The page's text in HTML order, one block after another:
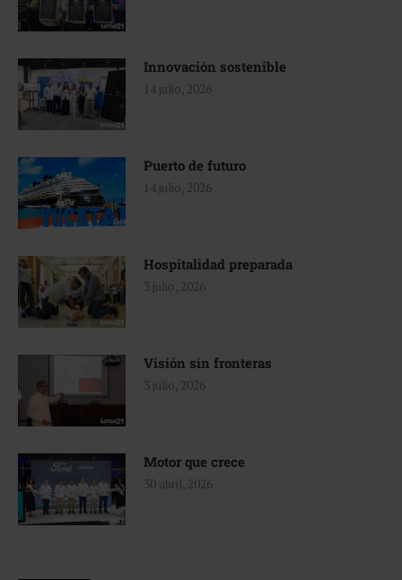
Innovación sostenible
14 julio, 2026
Puerto de futuro
14 julio, 2026
Hospitalidad preparada
3 julio, 2026
Visión sin fronteras
3 julio, 2026
Motor que crece
30 abril, 2026